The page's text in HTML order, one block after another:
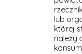
lub
której
należy